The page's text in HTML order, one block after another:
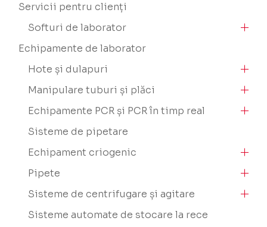
Servicii pentru clienți
Softuri de laborator
Echipamente de laborator
Hote și dulapuri
Manipulare tuburi și plăci
Echipamente PCR și PCR în timp real
Sisteme de pipetare
Echipament criogenic
Pipete
Sisteme de centrifugare și agitare
Sisteme automate de stocare la rece